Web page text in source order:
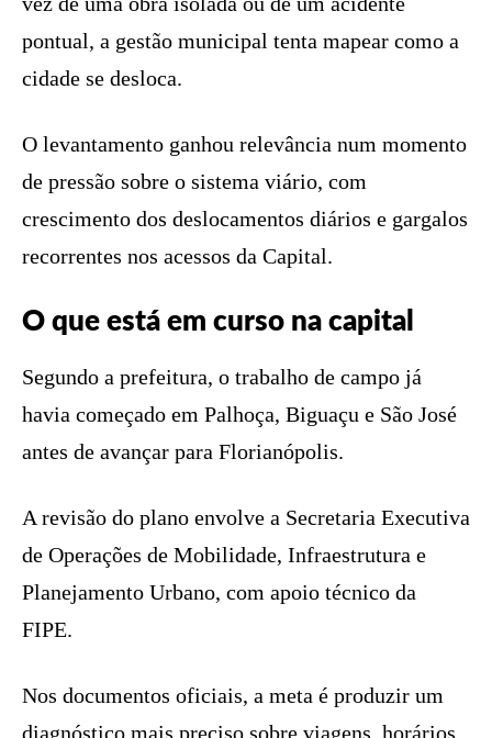
pontual, a gestão municipal tenta mapear como a
cidade se desloca.
O levantamento ganhou relevância num momento
de pressão sobre o sistema viário, com
crescimento dos deslocamentos diários e gargalos
recorrentes nos acessos da Capital.
O que está em curso na capital
Segundo a prefeitura, o trabalho de campo já
havia começado em Palhoça, Biguaçu e São José
antes de avançar para Florianópolis.
A revisão do plano envolve a Secretaria Executiva
de Operações de Mobilidade, Infraestrutura e
Planejamento Urbano, com apoio técnico da
FIPE.
Nos documentos oficiais, a meta é produzir um
diagnóstico mais preciso sobre viagens, horários,